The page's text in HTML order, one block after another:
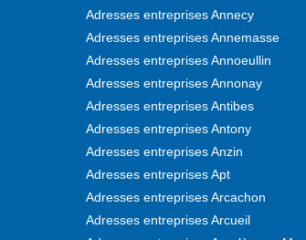
Adresses entreprises Annecy
Adresses entreprises Annemasse
Adresses entreprises Annoeullin
Adresses entreprises Annonay
Adresses entreprises Antibes
Adresses entreprises Antony
Adresses entreprises Anzin
Adresses entreprises Apt
Adresses entreprises Arcachon
Adresses entreprises Arcueil